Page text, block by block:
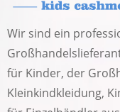
Wir sind ein
für Kinder, der
Kleinkindkleidung,